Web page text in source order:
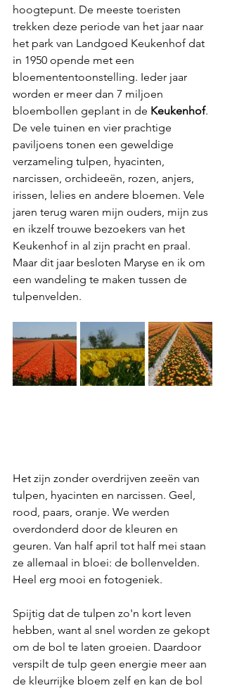
hoogtepunt. De meeste toeristen
trekken deze periode van het jaar naar
het park van Landgoed Keukenhof dat
in 1950 opende met een
bloemententoonstelling. Ieder jaar
worden er meer dan 7 miljoen
bloembollen geplant in de Keukenhof.
De vele tuinen en vier prachtige
paviljoens tonen een geweldige
verzameling tulpen, hyacinten,
narcissen, orchideeën, rozen, anjers,
irissen, lelies en andere bloemen. Vele
jaren terug waren mijn ouders, mijn zus
en ikzelf trouwe bezoekers van het
Keukenhof in al zijn pracht en praal.
Maar dit jaar besloten Maryse en ik om
een wandeling te maken tussen de
tulpenvelden.
Het zijn zonder overdrijven zeeën van
tulpen, hyacinten en narcissen. Geel,
rood, paars, oranje. We werden
overdonderd door de kleuren en
geuren. Van half april tot half mei staan
ze allemaal in bloei: de bollenvelden.
Heel erg mooi en fotogeniek.
Spijtig dat de tulpen zo'n kort leven
hebben, want al snel worden ze gekopt
om de bol te laten groeien. Daardoor
verspilt de tulp geen energie meer aan
de kleurrijke bloem zelf en kan de bol